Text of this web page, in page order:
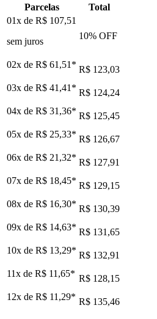
Parcelas
Total
01x de R$ 107,51
sem juros
10% OFF
02x de R$ 61,51 * R$ 123,03
03x de R$ 41,41 * R$ 124,24
04x de R$ 31,36* R$ 125,45
05x de R$ 25,33* R$ 126,67
06x de R$ 21,32* R$ 127,91
07x de R$ 18,45* R$ 129,15
08x de R$ 16,30* R$ 130,39
09x de R$ 14,63* R$ 131,65
10x de R$ 13,29* R$ 132,91
11x de R$ 11,65* R$ 128,15
12x de R$ 11,29* R$ 135,46